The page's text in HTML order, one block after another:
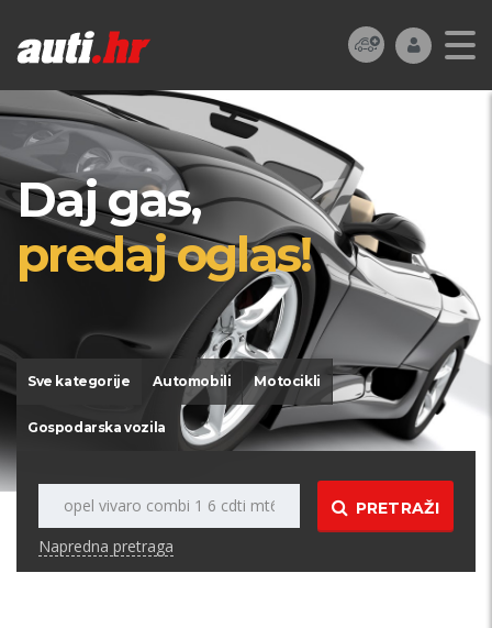
Daj gas,
predaj oglas!
Sve kategorije Automobili Motocikli
Gospodarska vozila
PRETRAŽI
Napredna pretraga